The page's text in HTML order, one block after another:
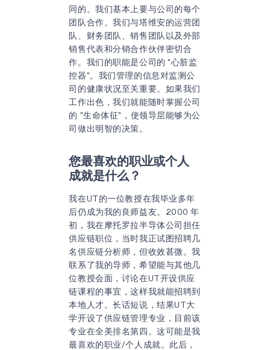
同的。我们基本上要与公司的每个
团队合作。我们与塔维安的运营团
队、财务团队、销售团队以及外部
销售代表和分销合作伙伴密切合
作。我们的职能是公司的 "心脏监
控器"。我们管理的信息对监测公
司的健康状况至关重要。如果我们
工作出色，我们就能随时掌握公司
的 "生命体征"，使领导层能够为公
司做出明智的决策。
您最喜欢的职业或个人
成就是什么？
我在UT的一位教授在我毕业多年
后仍成为我的良师益友。2000 年
初，我在摩托罗拉半导体公司担任
供应链职位，当时我正试图招聘几
名供应链分析师，但收效甚微。我
联系了我的导师，希望能与其他几
位教授会面，讨论在UT开设供应
链课程的事宜，这样我就能招聘到
本地人才。长话短说，结果UT大
学开设了供应链管理专业，目前该
专业在全美排名第四。这可能是我
最喜欢的职业/个人成就。此后，